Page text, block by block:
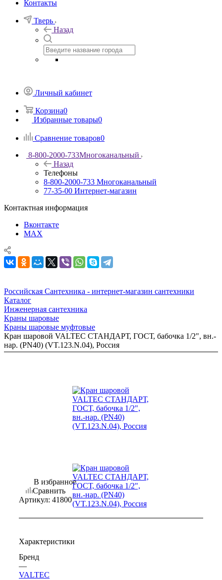
Контакты
Тверь
Назад
Личный кабинет
Корзина0
Избранные товары0
Сравнение товаров0
8-800-2000-733Многоканальный
Назад
Телефоны
8-800-2000-733 Многоканальный
77-35-00 Интернет-магазин
Контактная информация
Вконтакте
MAX
Российская Сантехника - интернет-магазин сантехники
Каталог
Инженерная сантехника
Краны шаровые
Краны шаровые муфтовые
Кран шаровой VALTEC СТАНДАРТ, ГОСТ, бабочка 1/2", вн.-
нар. (PN40) (VT.123.N.04), Россия
В избранное
Сравнить
Артикул: 41800
Характеристики
Бренд
—
VALTEC